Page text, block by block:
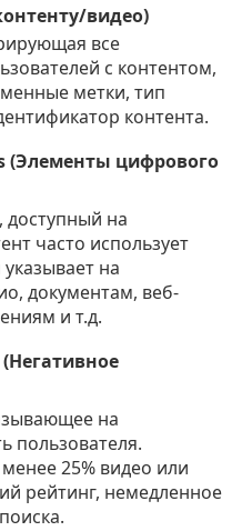
видео)
все
с контентом,
метки, тип
контента.
(Элементы цифрового
доступный на
часто использует
на
документам, веб-
и т.д.
на
пользователя.
25% видео или
рейтинг, немедленное